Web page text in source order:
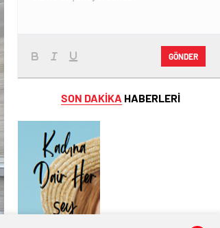
GÖNDER
SON DAKİKA HABERLERİ